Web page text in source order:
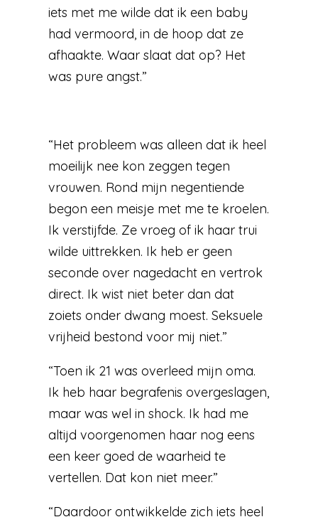
iets met me wilde dat ik een baby
had vermoord, in de hoop dat ze
afhaakte. Waar slaat dat op? Het
was pure angst.”
“Het probleem was alleen dat ik heel
moeilijk nee kon zeggen tegen
vrouwen. Rond mijn negentiende
begon een meisje met me te kroelen.
Ik verstijfde. Ze vroeg of ik haar trui
wilde uittrekken. Ik heb er geen
seconde over nagedacht en vertrok
direct. Ik wist niet beter dan dat
zoiets onder dwang moest. Seksuele
vrijheid bestond voor mij niet.”
“Toen ik 21 was overleed mijn oma.
Ik heb haar begrafenis overgeslagen,
maar was wel in shock. Ik had me
altijd voorgenomen haar nog eens
een keer goed de waarheid te
vertellen. Dat kon niet meer.”
“Daardoor ontwikkelde zich iets heel